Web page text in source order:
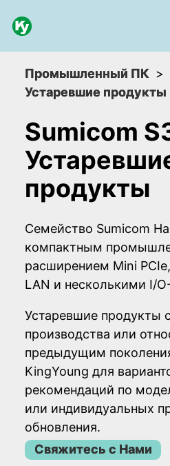
Промышленный ПК
Устаревшие продукты
Sumicom
продукты
Семейство Sumicom
компактным
расширением Mini
LAN и несколькими I/
Устаревшие продукты
производства или
предыдущим
KingYoung для
рекомендаций по
или индивидуальных
обновления.
Свяжитесь с Нами